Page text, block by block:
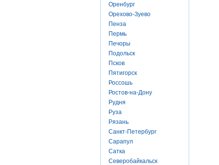
Оренбург
Орехово-Зуево
Пенза
Пермь
Печоры
Подольск
Псков
Пятигорск
Россошь
Ростов-на-Дону
Рудня
Руза
Рязань
Санкт-Петербург
Сарапул
Сатка
Северобайкальск